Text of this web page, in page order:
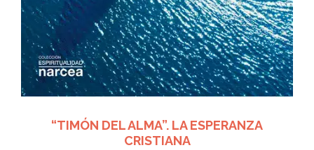
“TIMÓN DEL ALMA”. LA ESPERANZA
CRISTIANA